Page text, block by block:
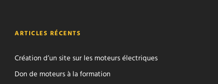
ARTICLES RÉCENTS
Création d’un site sur les moteurs électriques
Don de moteurs à la formation